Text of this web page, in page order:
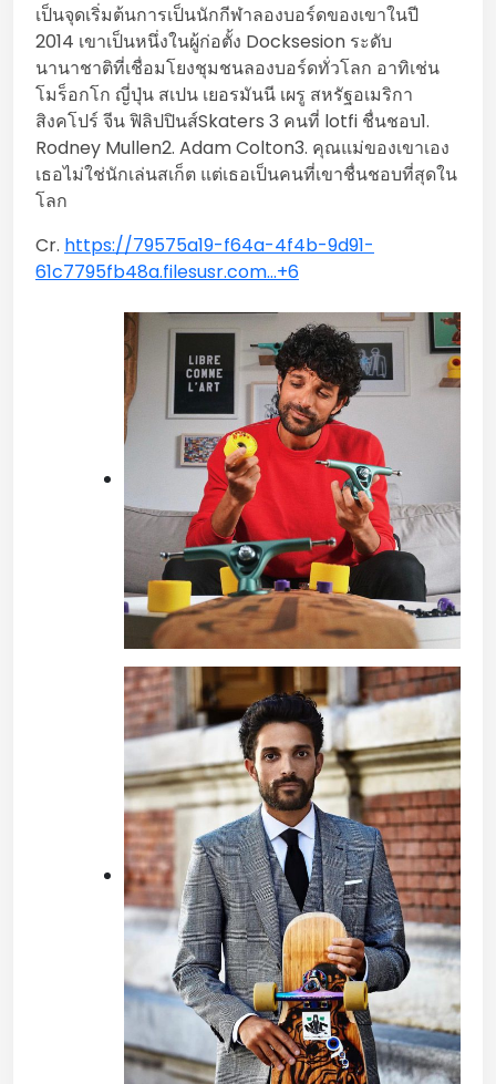
เป็นจุดเริ่มต้นการเป็นนักกีฬาลองบอร์ดของเขาในปี
2014 เขาเป็นหนึ่งในผู้ก่อตั้ง Docksesion ระดับ
นานาชาติที่เชื่อมโยงชุมชนลองบอร์ดทั่วโลก อาทิเช่น
โมร็อกโก ญี่ปุ่น สเปน เยอรมันนี เผรู สหรัฐอเมริกา
สิงคโปร์ จีน ฟิลิปปินส์Skaters 3 คนที่ lotfi ชื่นชอบ1.
Rodney Mullen2. Adam Colton3. คุณแม่ของเขาเอง
เธอไม่ใช่นักเล่นสเก็ต แต่เธอเป็นคนที่เขาชื่นชอบที่สุดใน
โลก
Cr. https://79575a19-f64a-4f4b-9d91-
61c7795fb48a.filesusr.com…+6